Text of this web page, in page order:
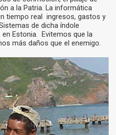
a la Patria. La informática
tiempo real ingresos, gastos y
de dicha índole
Estonia. Evitemos que la
más daños que el enemigo.